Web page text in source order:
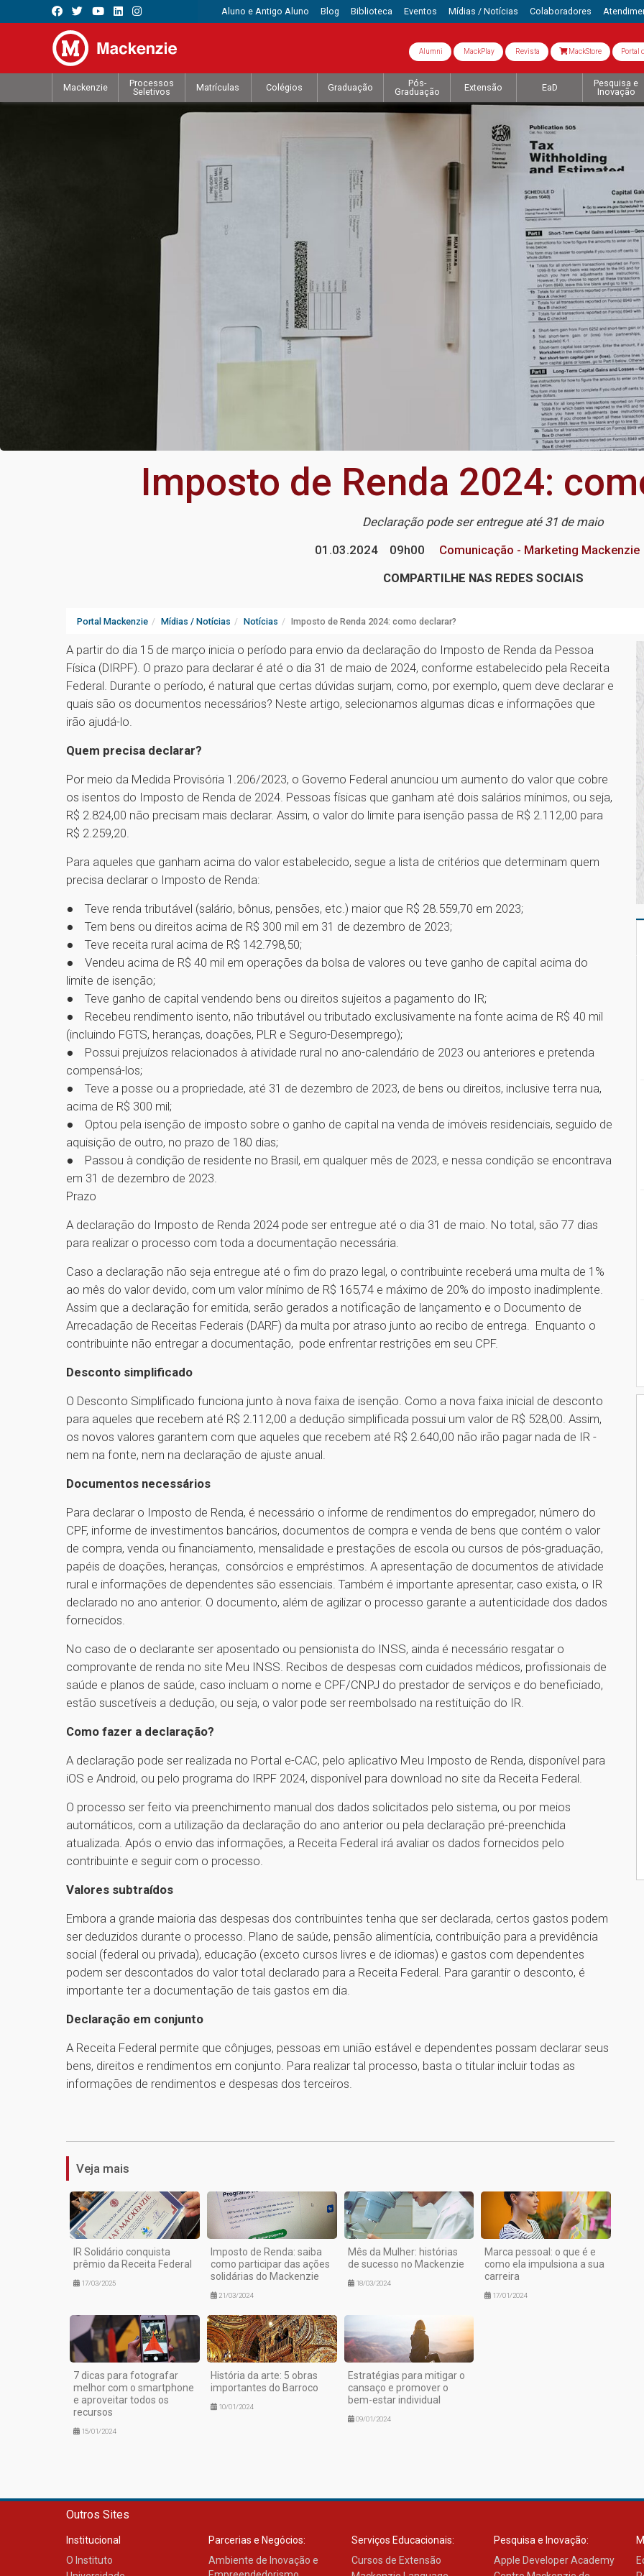
Aluno e Antigo Aluno Blog Biblioteca Eventos Mídias / Notícias Colaboradores
Alumni MackPlay Revista MackStore Portal
Mackenzie
Processos
Seletivos
Matrículas Colégios Graduação
Pós-
Graduação
Extensão EaD
Pesquisa e
Inovação
Imposto de Renda 2024:
Declaração pode ser entregue até 31 de maio
01.03.2024
09h00
Comunicação - Marketing Mackenzie
COMPARTILHE NAS REDES SOCIAIS
Portal Mackenzie Mídias / Notícias Notícias Imposto de Renda 2024: como declarar?
A partir do dia 15 de março inicia o período para envio da declaração do Imposto de Renda da Pessoa
Física (DIRPF). O prazo para declarar é até o dia 31 de maio de 2024, conforme estabelecido pela Receita
Federal. Durante o período, é natural que certas dúvidas surjam, como, por exemplo, quem deve declarar e
quais são os documentos necessários? Neste artigo, selecionamos algumas dicas e informações que
irão ajudá-lo.
Quem precisa declarar?
Por meio da Medida Provisória 1.206/2023, o Governo Federal anunciou um aumento do valor que cobre
os isentos do Imposto de Renda de 2024. Pessoas físicas que ganham até dois salários mínimos, ou seja,
R$ 2.824,00 não precisam mais declarar. Assim, o valor do limite para isenção passa de R$ 2.112,00 para
R$ 2.259,20.
Para aqueles que ganham acima do valor estabelecido, segue a lista de critérios que determinam quem
precisa declarar o Imposto de Renda:
● Teve renda tributável (salário, bônus, pensões, etc.) maior que R$ 28.559,70 em 2023;
● Tem bens ou direitos acima de R$ 300 mil em 31 de dezembro de 2023;
● Teve receita rural acima de R$ 142.798,50;
● Vendeu acima de R$ 40 mil em operações da bolsa de valores ou teve ganho de capital acima do
limite de isenção;
● Teve ganho de capital vendendo bens ou direitos sujeitos a pagamento do IR;
● Recebeu rendimento isento, não tributável ou tributado exclusivamente na fonte acima de R$ 40 mil
(incluindo FGTS, heranças, doações, PLR e Seguro-Desemprego);
● Possui prejuízos relacionados à atividade rural no ano-calendário de 2023 ou anteriores e pretenda
compensá-los;
● Teve a posse ou a propriedade, até 31 de dezembro de 2023, de bens ou direitos, inclusive terra nua,
acima de R$ 300 mil;
● Optou pela isenção de imposto sobre o ganho de capital na venda de imóveis residenciais, seguido de
aquisição de outro, no prazo de 180 dias;
● Passou à condição de residente no Brasil, em qualquer mês de 2023, e nessa condição se encontrava
em 31 de dezembro de 2023.
Prazo
A declaração do Imposto de Renda 2024 pode ser entregue até o dia 31 de maio. No total, são 77 dias
para realizar o processo com toda a documentação necessária.
Caso a declaração não seja entregue até o fim do prazo legal, o contribuinte receberá uma multa de 1%
ao mês do valor devido, com um valor mínimo de R$ 165,74 e máximo de 20% do imposto inadimplente.
Assim que a declaração for emitida, serão gerados a notificação de lançamento e o Documento de
Arrecadação de Receitas Federais (DARF) da multa por atraso junto ao recibo de entrega. Enquanto o
contribuinte não entregar a documentação, pode enfrentar restrições em seu CPF.
Desconto simplificado
O Desconto Simplificado funciona junto à nova faixa de isenção. Como a nova faixa inicial de desconto
para aqueles que recebem até R$ 2.112,00 a dedução simplificada possui um valor de R$ 528,00. Assim,
os novos valores garantem com que aqueles que recebem até R$ 2.640,00 não irão pagar nada de IR -
nem na fonte, nem na declaração de ajuste anual.
Documentos necessários
Para declarar o Imposto de Renda, é necessário o informe de rendimentos do empregador, número do
CPF, informe de investimentos bancários, documentos de compra e venda de bens que contém o valor
de compra, venda ou financiamento, mensalidade e prestações de escola ou cursos de pós-graduação,
papéis de doações, heranças, consórcios e empréstimos. A apresentação de documentos de atividade
rural e informações de dependentes são essenciais. Também é importante apresentar, caso exista, o IR
declarado no ano anterior. O documento, além de agilizar o processo garante a autenticidade dos dados
fornecidos.
No caso de o declarante ser aposentado ou pensionista do INSS, ainda é necessário resgatar o
comprovante de renda no site Meu INSS. Recibos de despesas com cuidados médicos, profissionais de
saúde e planos de saúde, caso incluam o nome e CPF/CNPJ do prestador de serviços e do beneficiado,
estão suscetíveis a dedução, ou seja, o valor pode ser reembolsado na restituição do IR.
Como fazer a declaração?
A declaração pode ser realizada no Portal e-CAC, pelo aplicativo Meu Imposto de Renda, disponível para
iOS e Android, ou pelo programa do IRPF 2024, disponível para download no site da Receita Federal.
O processo ser feito via preenchimento manual dos dados solicitados pelo sistema, ou por meios
automáticos, com a utilização da declaração do ano anterior ou pela declaração pré-preenchida
atualizada. Após o envio das informações, a Receita Federal irá avaliar os dados fornecidos pelo
contribuinte e seguir com o processo.
Valores subtraídos
Embora a grande maioria das despesas dos contribuintes tenha que ser declarada, certos gastos podem
ser deduzidos durante o processo. Plano de saúde, pensão alimentícia, contribuição para a previdência
social (federal ou privada), educação (exceto cursos livres e de idiomas) e gastos com dependentes
podem ser descontados do valor total declarado para a Receita Federal. Para garantir o desconto, é
importante ter a documentação de tais gastos em dia.
Declaração em conjunto
A Receita Federal permite que cônjuges, pessoas em união estável e dependentes possam declarar seus
bens, direitos e rendimentos em conjunto. Para realizar tal processo, basta o titular incluir todas as
informações de rendimentos e despesas dos terceiros.
Veja mais
IR Solidário conquista
prêmio da Receita Federal
17/03/2025
Imposto de Renda: saiba
como participar das ações
solidárias do Mackenzie
21/03/2024
Mês da Mulher: histórias
de sucesso no Mackenzie
18/03/2024
Marca pessoal: o que é e
como ela impulsiona a sua
carreira
17/01/2024
7 dicas para fotografar
melhor com o smartphone
e aproveitar todos os
recursos
15/01/2024
História da arte: 5 obras
importantes do Barroco
10/01/2024
Estratégias para mitigar o
cansaço e promover o
bem-estar individual
09/01/2024
Outros Sites
Institucional
O Instituto
Parcerias e Negócios:
Ambiente de Inovação e
Serviços Educacionais:
Cursos de Extensão
Pesquisa e Inovação:
Apple Developer Academy